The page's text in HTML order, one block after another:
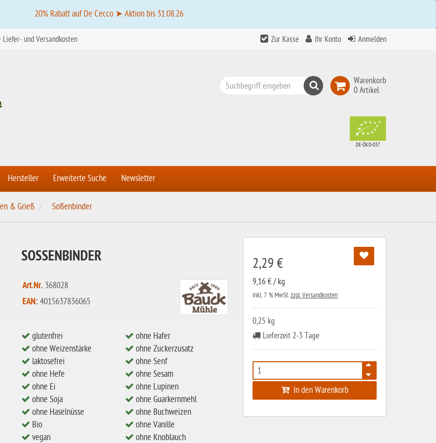
20% Rabatt auf De Cecco ➤ Aktion bis 31.08.26
Liefer- und Versandkosten Zur Kasse Ihr Konto Anmelden
Warenkorb
0 Artikel
Suchen
DE-ÖKO-037
Hersteller Erweiterte Suche Newsletter
& Grieß Soßenbinder
2,29 €
9,16 € / kg
inkl. 7 % MwSt.zzgl. Versandkosten
0,25 kg
Lieferzeit 2-3 Tage
In den Warenkorb
SOSSENBINDER
Art.Nr. 368028
EAN: 4015637836065
glutenfrei
ohne Weizenstärke
laktosefrei
ohne Hefe
ohne Ei
ohne Soja
ohne Haselnüsse
Bio
vegan
ohne Hafer
ohne Zuckerzusatz
ohne Senf
ohne Sesam
ohne Lupinen
ohne Guarkernmehl
ohne Buchweizen
ohne Vanille
ohne Knoblauch